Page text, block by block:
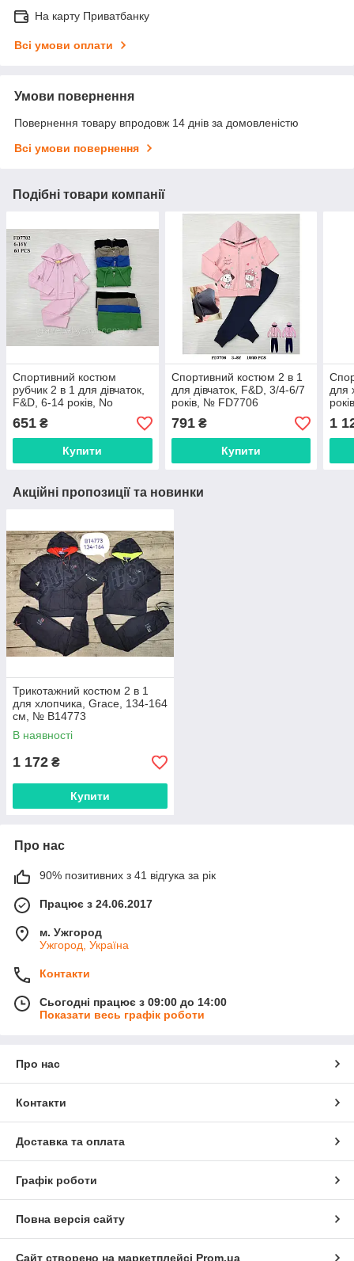
На карту Приватбанку
Всі умови оплати
Умови повернення
Повернення товару впродовж 14 днів за домовленістю
Всі умови повернення
Подібні товари компанії
Спортивний костюм
рубчик 2 в 1 для дівчаток,
F&D, 6-14 років, No
FD7702
651 ₴
Купити
Спортивний костюм 2 в 1
для дівчаток, F&D, 3/4-6/7
років, № FD7706
791₴
Купити
для
1
Акційні пропозиції та новинки
Трикотажний костюм 2 в 1
для хлопчика, Grace, 134-164
см, № B14773
В наявності
1 172 ₴
Купити
Про нас
90% позитивних з 41 відгука за рік
Працює з 24.06.2017
м. Ужгород
Ужгород, Україна
Контакти
Сьогодні працює з 09:00 до 14:00
Показати весь графік роботи
Про нас
Контакти
Доставка та оплата
Графік роботи
Повна версія сайту
Сайт створено на маркетплейсі Prom.ua